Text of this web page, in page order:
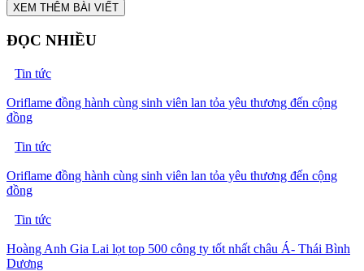
XEM THÊM BÀI VIẾT
ĐỌC NHIỀU
Tin tức
Oriflame đồng hành cùng sinh viên lan tỏa yêu thương đến cộng
đồng
Tin tức
Oriflame đồng hành cùng sinh viên lan tỏa yêu thương đến cộng
đồng
Tin tức
Hoàng Anh Gia Lai lọt top 500 công ty tốt nhất châu Á- Thái Bình
Dương